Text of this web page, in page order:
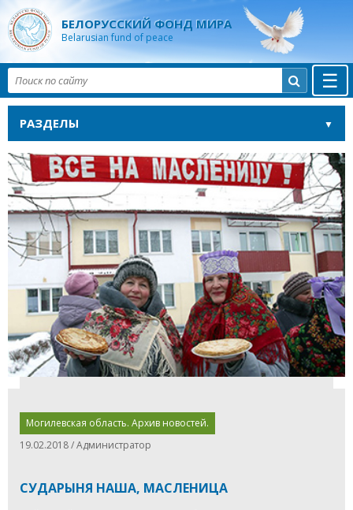
БЕЛОРУССКИЙ ФОНД МИРА
Belarusian fund of peace
☰

РАЗДЕЛЫ
Могилевская область. Архив новостей.
19.02.2018 / Администратор
СУДАРЫНЯ НАША, МАСЛЕНИЦА